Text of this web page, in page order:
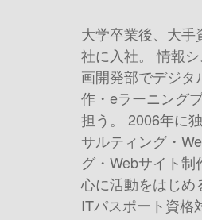
大学卒業後、大手
社に入社。 情報
画開発部でデジタ
作・eラーニング
担う。 2006年に
サルティング・
グ・Webサイト制
心に活動をはじめ
ITパスポート資格